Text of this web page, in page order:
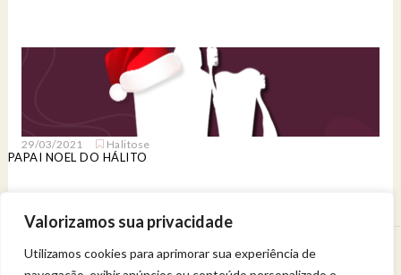
Valorizamos sua privacidade
Utilizamos cookies para aprimorar sua experiência de
29/03/2021 Halitose
PAPAI NOEL DO HÁLITO
Venha viver uma experiência de bem-estar.